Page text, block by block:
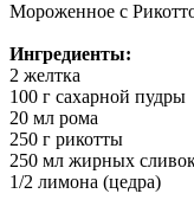
Мороженное с
Ингредиенты:
2 желтка
100 г сахарной пудры
20 мл рома
250 г рикотты
250 мл жирных
1/2 лимона (цедра)